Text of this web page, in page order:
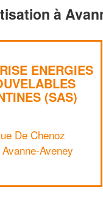
à
ENERGIES
(SAS)
De Chenoz
Aveney